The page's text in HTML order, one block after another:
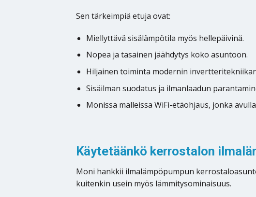
Sen tärkeimpiä etuja ovat:
Miellyttävä sisälämpötila myös hellepäivinä.
Nopea ja tasainen jäähdytys koko asuntoon.
Hiljainen toiminta modernin
Sisäilman suodatus ja ilmanlaadun
Monissa malleissa WiFi-etäohjaus, jonka
Käytetäänkö kerrostalon
Moni hankkii ilmalämpöpumpun
kuitenkin usein myös lämmitysominaisuus.